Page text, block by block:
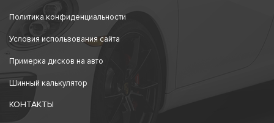
Политика конфиденциальности
Условия использования сайта
Примерка дисков на авто
Шинный калькулятор
КОНТАКТЫ